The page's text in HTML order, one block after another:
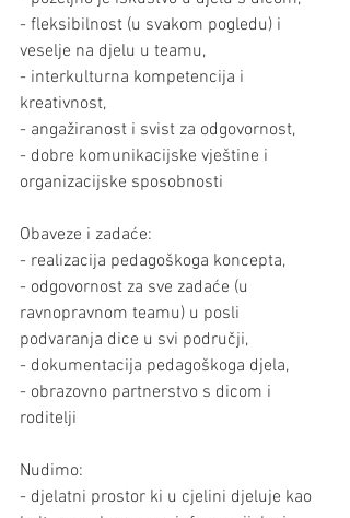
- fleksibilnost (u svakom pogledu) i
veselje na djelu u teamu,
- interkulturna kompetencija i
kreativnost,
- angažiranost i svist za odgovornost,
- dobre komunikacijske vještine i
organizacijske sposobnosti
Obaveze i zadaće:
- realizacija pedagoškoga koncepta,
- odgovornost za sve zadaće (u
ravnopravnom teamu) u posli
podvaranja dice u svi područji,
- dokumentacija pedagoškoga djela,
- obrazovno partnerstvo s dicom i
roditelji
Nudimo:
- djelatni prostor ki u cjelini djeluje kao